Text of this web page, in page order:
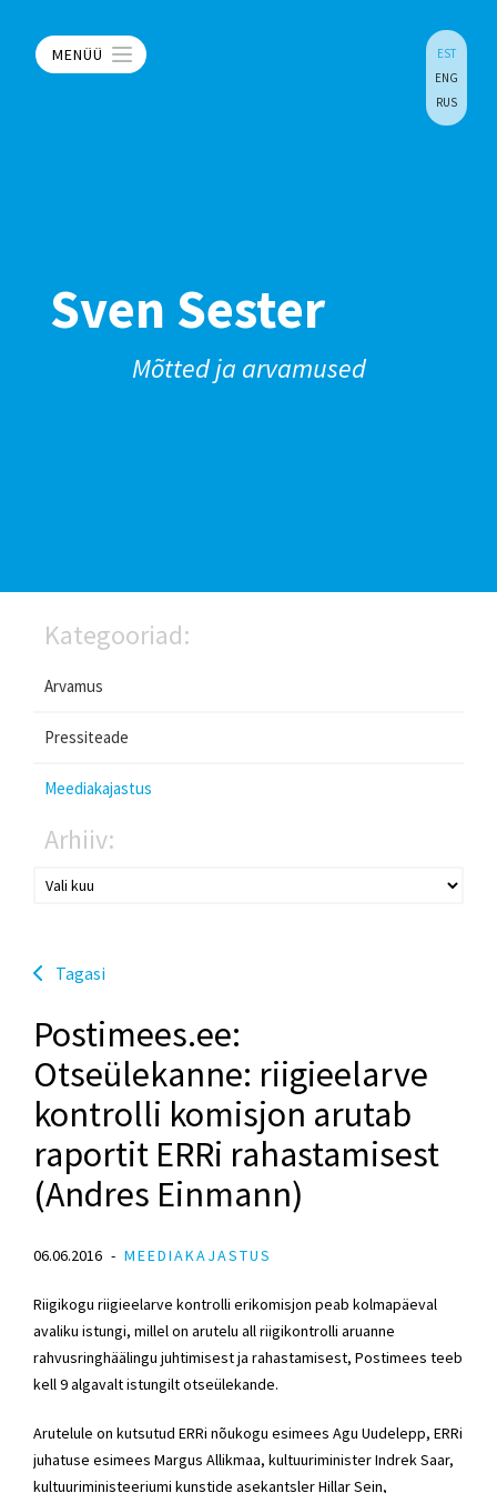
MENÜÜ
EST
ENG
RUS
Sven Sester
Mõtted ja arvamused
Kategooriad:
Arvamus
Pressiteade
Meediakajastus
Arhiiv:
Tagasi
Postimees.ee:
Otseülekanne: riigieelarve
kontrolli komisjon arutab
raportit ERRi rahastamisest
(Andres Einmann)
06.06.2016 MEEDIAKAJASTUS
Riigikogu riigieelarve kontrolli erikomisjon peab kolmapäeval
avaliku istungi, millel on arutelu all riigikontrolli aruanne
rahvusringhäälingu juhtimisest ja rahastamisest, Postimees teeb
kell 9 algavalt istungilt otseülekande.
Arutelule on kutsutud ERRi nõukogu esimees Agu Uudelepp, ERRi
juhatuse esimees Margus Allikmaa, kultuuriminister Indrek Saar,
kultuuriministeeriumi kunstide asekantsler Hillar Sein,